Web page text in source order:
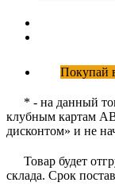
Покупай
* - на данный
клубным картам
дисконтом» и не
Товар будет
склада. Срок